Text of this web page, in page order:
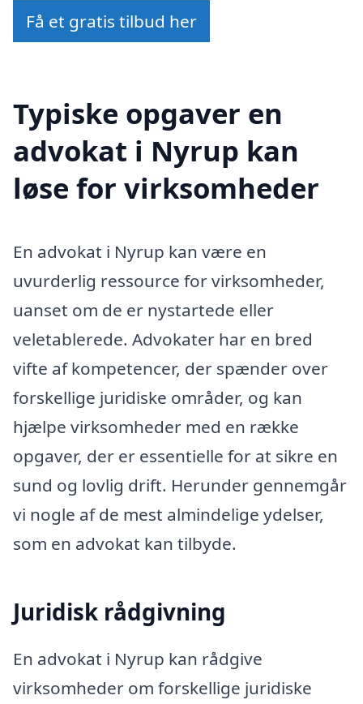
Få et gratis tilbud her
Typiske opgaver en
advokat i Nyrup kan
løse for virksomheder
En advokat i Nyrup kan være en
uvurderlig ressource for virksomheder,
uanset om de er nystartede eller
veletablerede. Advokater har en bred
vifte af kompetencer, der spænder over
forskellige juridiske områder, og kan
hjælpe virksomheder med en række
opgaver, der er essentielle for at sikre en
sund og lovlig drift. Herunder gennemgår
vi nogle af de mest almindelige ydelser,
som en advokat kan tilbyde.
Juridisk rådgivning
En advokat i Nyrup kan rådgive
virksomheder om forskellige juridiske